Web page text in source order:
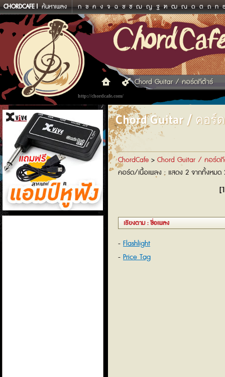
CHORDCAFE ค้นหาเพลง ก ข ค ง จ ฉ ช ซ ฌ ญ ฐ ฑ ฒ ณ ด ต ถ ท
http://chordcafe.com/
Chord Guitar / คอร์ดกีต้าร์
แอมป์หูฟัง
Chord Guitar / คอร์
ChordCafe > Chord Guitar / คอร์ด
คอร์ด/เนื้อเพลง : แสดง 2 จากทั้งหมด
เรียงตาม : ชื่อเพลง
Flashlight
Price Tag